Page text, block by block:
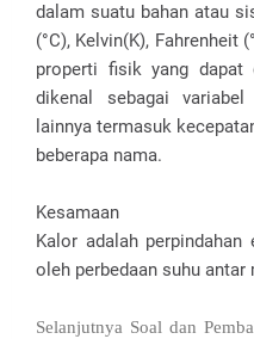
dalam suatu bahan atau
(°C), Kelvin(K), Fahrenheit
properti fisik yang
dikenal sebagai
lainnya termasuk
beberapa nama.
Kesamaan
Kalor adalah perpindahan
oleh perbedaan suhu antar
Selanjutnya Soal dan